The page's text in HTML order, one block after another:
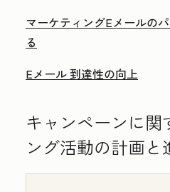
マーケティングEメールの
る
Eメール 到達性の向上
キャンペーンに関
ング活動の計画